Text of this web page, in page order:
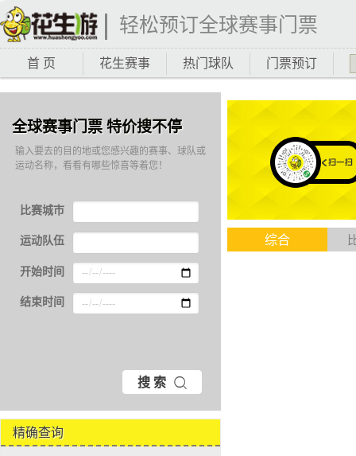
轻松预订全球赛事门票
首 页 花生赛事 热门球队 门票预订
综合
全球赛事门票 特价搜不停
输入要去的目的地或您感兴趣的赛事、球队或
运动名称，看看有哪些惊喜等着您！
比赛城市
运动队伍
开始时间
结束时间
搜 索
精确查询